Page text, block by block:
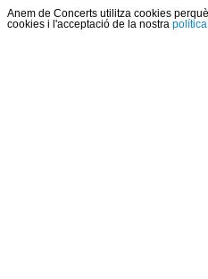
Anem de Concerts utilitza cookies
cookies i l'acceptació de la nostra